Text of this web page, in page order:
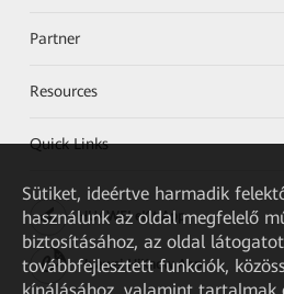
Partner
Resources
Quick Links
HUAWEI eKit App
Huawei HiKnow App
Sütiket, ideértve harmadik
használunk az oldal megfelelő
biztosításához, az oldal
továbbfejlesztett funkciók,